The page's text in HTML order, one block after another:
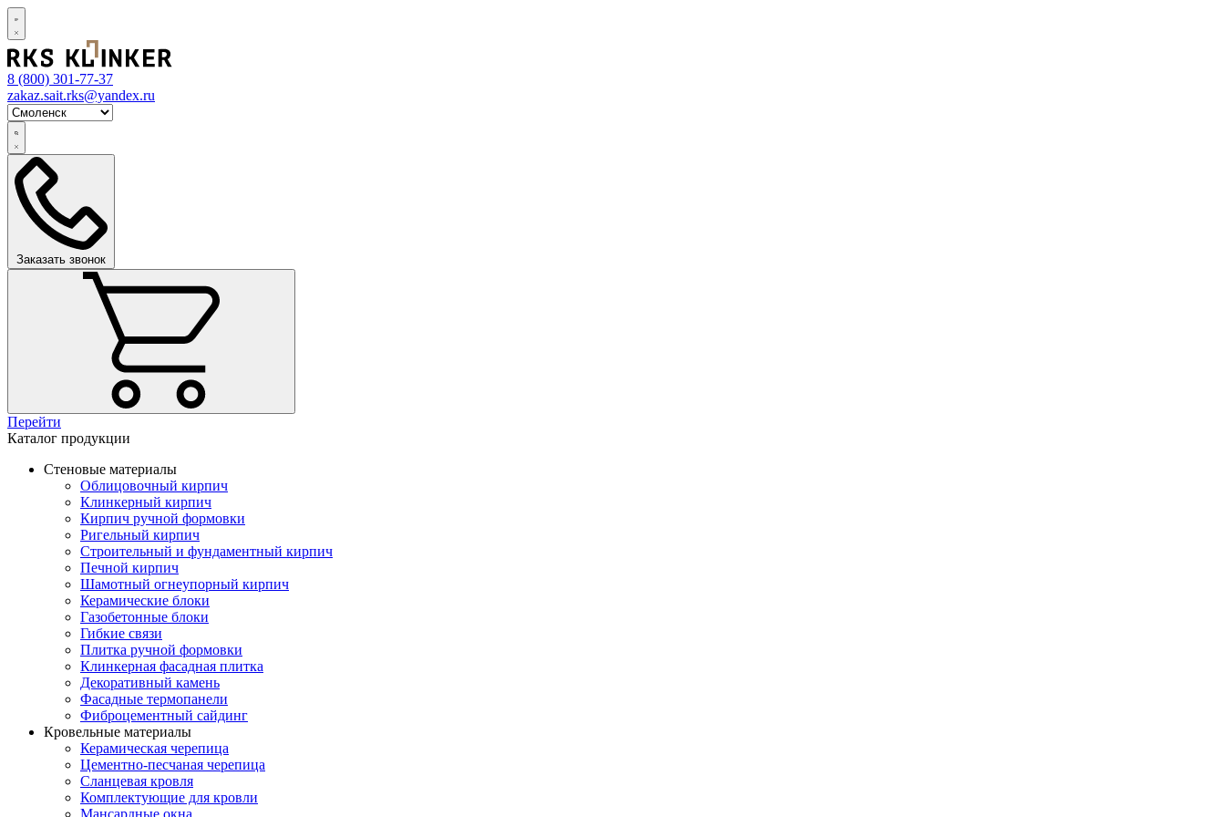
8 (800) 301-77-37
zakaz.sait.rks@yandex.ru
Заказать звонок
Перейти
Каталог продукции
Стеновые материалы
Облицовочный кирпич
Клинкерный кирпич
Кирпич ручной формовки
Ригельный кирпич
Строительный и фундаментный кирпич
Печной кирпич
Шамотный огнеупорный кирпич
Керамические блоки
Газобетонные блоки
Гибкие связи
Плитка ручной формовки
Клинкерная фасадная плитка
Декоративный камень
Фасадные термопанели
Фиброцементный сайдинг
Кровельные материалы
Керамическая черепица
Цементно-песчаная черепица
Сланцевая кровля
Комплектующие для кровли
Мансардные окна